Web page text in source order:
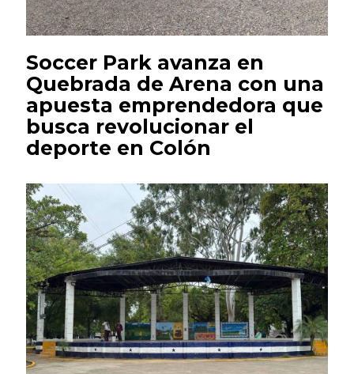
Soccer Park avanza en
Quebrada de Arena con una
apuesta emprendedora que
busca revolucionar el
deporte en Colón